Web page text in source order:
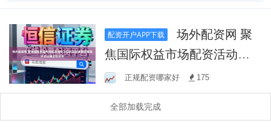
配资开户APP下载
场外配资网 聚
焦国际权益市场配资活动入
口的杠杆使用合理性评估以
确定性优先
正规配资哪家好 175
全部加载完成